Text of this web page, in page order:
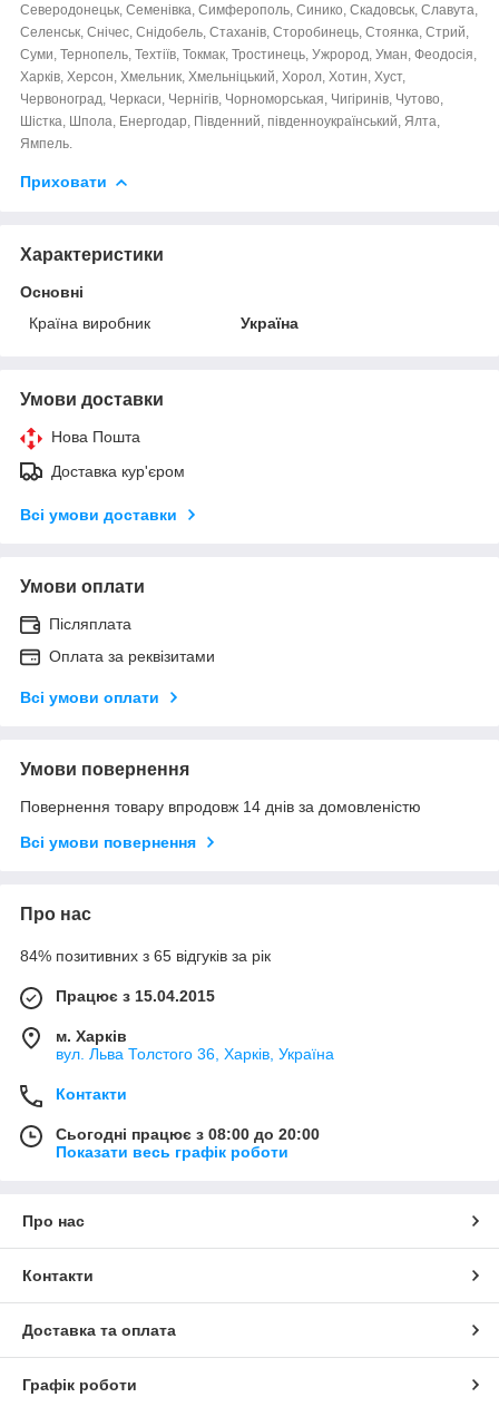
Северодонецьк, Семенівка, Симферополь, Синико, Скадовськ, Славута,
Селенськ, Снічес, Снідобель, Стаханів, Сторобинець, Стоянка, Стрий,
Суми, Тернопель, Техтіїв, Токмак, Тростинець, Ужрород, Уман, Феодосія,
Харків, Херсон, Хмельник, Хмельніцький, Хорол, Хотин, Хуст,
Червоноград, Черкаси, Чернігів, Чорноморськая, Чигіринів, Чутово,
Шістка, Шпола, Енергодар, Південний, південноукраїнський, Ялта,
Ямпель.
Приховати
Характеристики
Основні
Країна виробник
Україна
Умови доставки
Нова Пошта
Доставка кур'єром
Всі умови доставки
Умови оплати
Післяплата
Оплата за реквізитами
Всі умови оплати
Умови повернення
Повернення товару впродовж 14 днів за домовленістю
Всі умови повернення
Про нас
84% позитивних з 65 відгуків за рік
Працює з 15.04.2015
м. Харків
вул. Льва Толстого 36, Харків, Україна
Контакти
Сьогодні працює з 08:00 до 20:00
Показати весь графік роботи
Про нас
Контакти
Доставка та оплата
Графік роботи